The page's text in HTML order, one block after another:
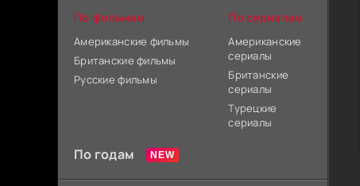
По фильмам
Американские фильмы
Британские фильмы
Русские фильмы
По сериалам
Американские
сериалы
Британские
сериалы
Турецкие
сериалы
По годам